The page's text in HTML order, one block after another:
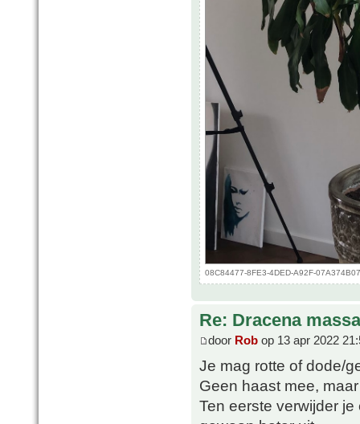
08C84477-8FE3-4DED-A92F-
Re: Dracena
door Rob op 13 apr 2022
Je mag rotte of dode/
Geen haast mee,
Ten eerste verwijder